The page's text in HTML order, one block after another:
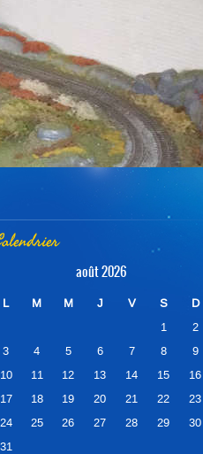
août 2026
L M M J V S
D
1
2
3
4 5 6 7 8
9
10
11 12 13 14 15
16
17
18 19 20 21 22
23
24
25 26 27 28 29
30
31